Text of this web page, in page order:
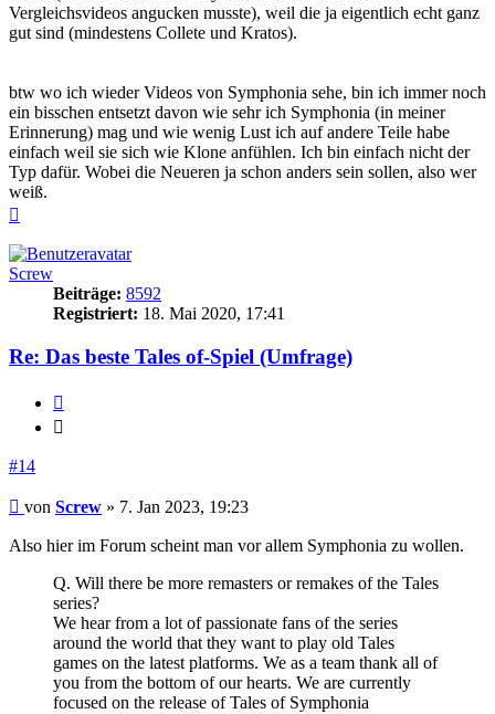
Vergleichsvideos angucken musste), weil die ja eigentlich echt ganz
gut sind (mindestens Collete und Kratos).
btw wo ich wieder Videos von Symphonia sehe, bin ich immer noch
ein bisschen entsetzt davon wie sehr ich Symphonia (in meiner
Erinnerung) mag und wie wenig Lust ich auf andere Teile habe
einfach weil sie sich wie Klone anfühlen. Ich bin einfach nicht der
Typ dafür. Wobei die Neueren ja schon anders sein sollen, also wer
weiß.
Screw
Beiträge: 8592
Registriert: 18. Mai 2020, 17:41
Re: Das beste Tales of-Spiel (Umfrage)
#14
Beitrag
von Screw » 7. Jan 2023, 19:23
Also hier im Forum scheint man vor allem Symphonia zu wollen.
Q. Will there be more remasters or remakes of the Tales
series?
We hear from a lot of passionate fans of the series
around the world that they want to play old Tales
games on the latest platforms. We as a team thank all of
you from the bottom of our hearts. We are currently
focused on the release of Tales of Symphonia